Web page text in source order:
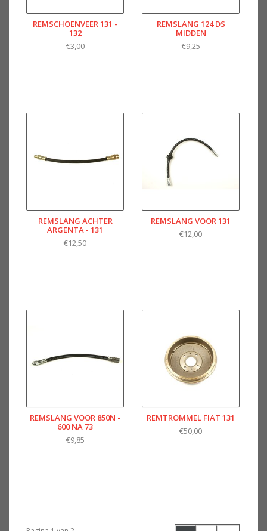
REMSCHOENVEER 131 -
132
€3,00
REMSLANG 124 DS
MIDDEN
€9,25
REMSLANG ACHTER
ARGENTA - 131
€12,50
REMSLANG VOOR 131
€12,00
REMSLANG VOOR 850N -
600 NA 73
€9,85
REMTROMMEL FIAT 131
€50,00